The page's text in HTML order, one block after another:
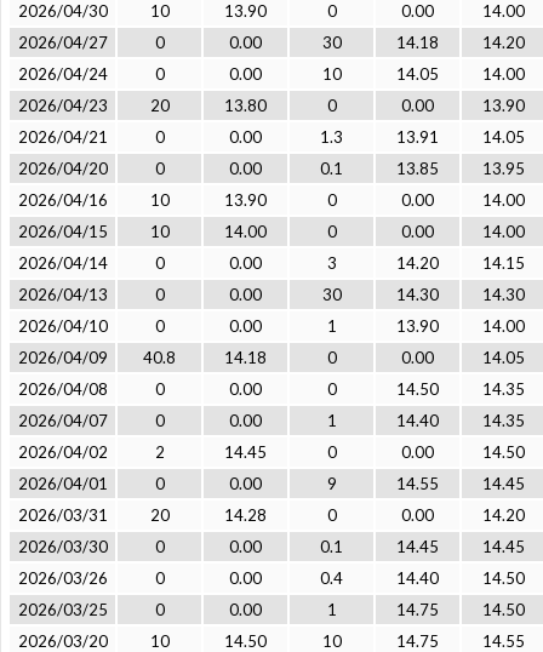
2026/04/30
10 13.90 0 0.00
14.00
2026/04/27
0 0.00 30 14.18
14.20
2026/04/24
0 0.00 10 14.05
14.00
2026/04/23
20 13.80 0 0.00
13.90
2026/04/21
0 0.00 1.3 13.91
14.05
2026/04/20
0 0.00 0.1 13.85
13.95
2026/04/16
10 13.90 0 0.00
14.00
2026/04/15
10 14.00 0 0.00
14.00
2026/04/14
0 0.00 3 14.20
14.15
2026/04/13
0 0.00 30 14.30
14.30
2026/04/10
0 0.00 1 13.90
14.00
2026/04/09
40.8 14.18 0 0.00
14.05
2026/04/08
0 0.00 0 14.50
14.35
2026/04/07
0 0.00 1 14.40
14.35
2026/04/02
2 14.45 0 0.00
14.50
2026/04/01
0 0.00 9 14.55
14.45
2026/03/31
20 14.28 0 0.00
14.20
2026/03/30
0 0.00 0.1 14.45
14.45
2026/03/26
0 0.00 0.4 14.40
14.50
2026/03/25
0 0.00 1 14.75
14.50
2026/03/20
10 14.50 10 14.75
14.55